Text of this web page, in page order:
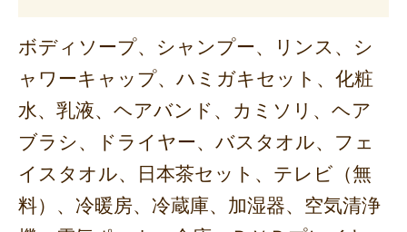
ボディソープ、シャンプー、リンス、シ
ャワーキャップ、ハミガキセット、化粧
水、乳液、ヘアバンド、カミソリ、ヘア
ブラシ、ドライヤー、バスタオル、フェ
イスタオル、日本茶セット、テレビ（無
料）、冷暖房、冷蔵庫、加湿器、空気清浄